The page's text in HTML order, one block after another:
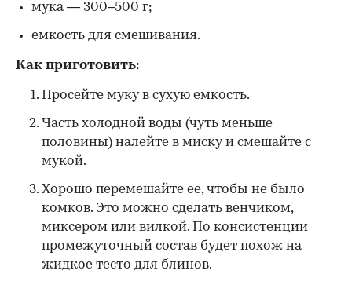
мука — 300–500 г;
емкость для смешивания.
Как приготовить:
Просейте муку в сухую емкость.
Часть холодной воды (чуть меньше
половины) налейте в миску и смешайте с
мукой.
Хорошо перемешайте ее, чтобы не было
комков. Это можно сделать венчиком,
миксером или вилкой. По консистенции
промежуточный состав будет похож на
жидкое тесто для блинов.